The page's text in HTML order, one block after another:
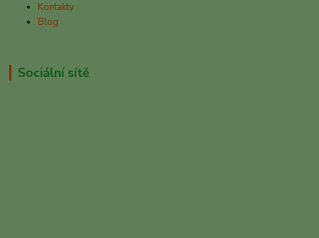
Kontakty
Blog
Sociální sítě